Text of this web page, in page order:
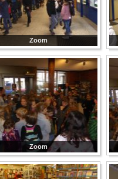
Zoom
Zoom